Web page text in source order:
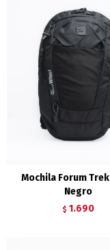
Mochila Forum
Negro
$ 1.690